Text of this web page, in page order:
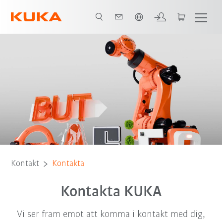
Kontakt Kontakta
Kontakta KUKA
Vi ser fram emot att komma i kontakt med dig,